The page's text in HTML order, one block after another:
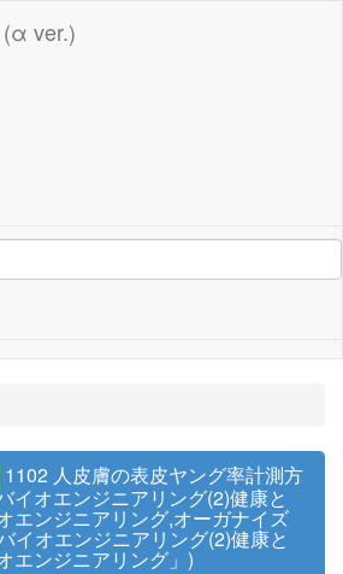
ver.)
1102 人皮膚の表皮ヤング率計測方
イオエンジニアリング(2)健康と
エンジニアリング,オーガナイズ
イオエンジニアリング(2)健康と
エンジニアリング」)